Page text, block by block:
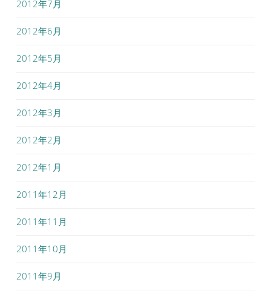
2012年7月
2012年6月
2012年5月
2012年4月
2012年3月
2012年2月
2012年1月
2011年12月
2011年11月
2011年10月
2011年9月